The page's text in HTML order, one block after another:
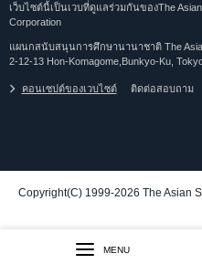
เว็บไซต์นี้เป็นเวบที่ดูแลร่วมกันของThe
Corporation
แผนกสนับสนุนการศึกษานานาชาติ The
2-12-13 Hon-Komagome,Bunkyo-Ku,
คอนเซปต์ของเวบไซต์ ติดต่อสอบถาม
Copyright(C) 1999-2026 The Asian
MENU